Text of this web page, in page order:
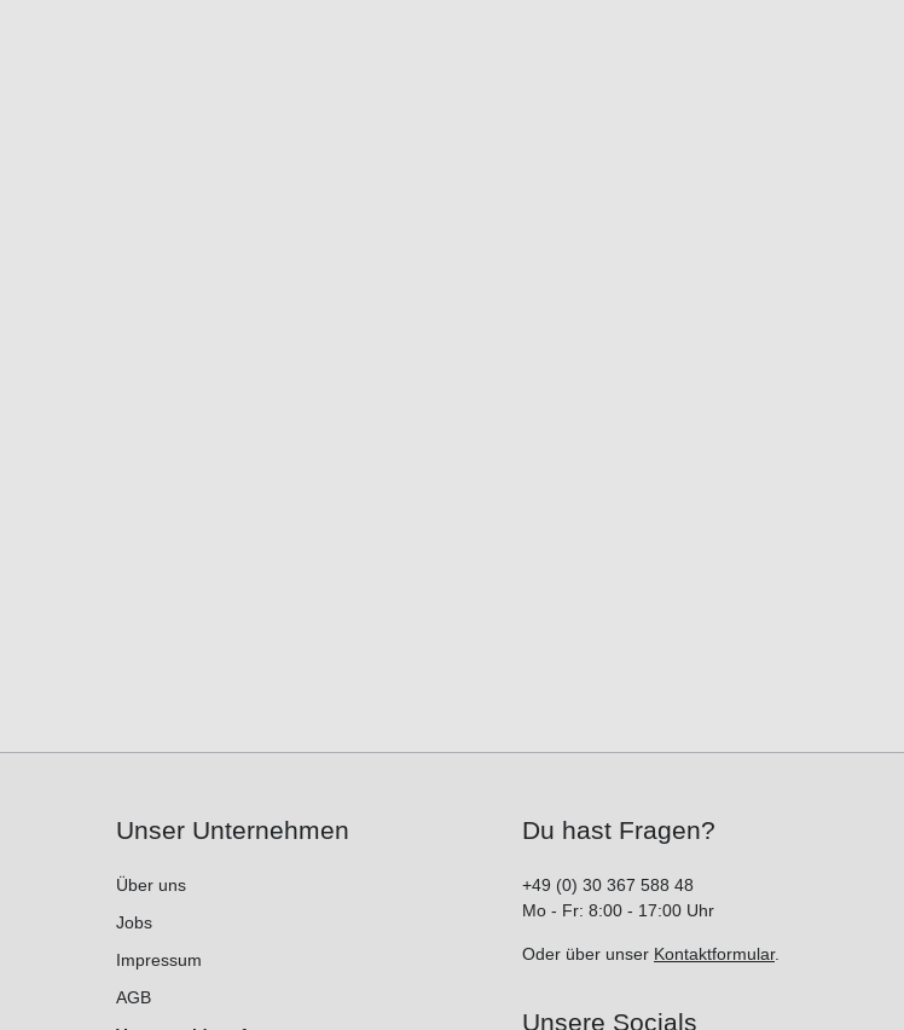
Unser Unternehmen
Über uns
Jobs
Impressum
AGB
Du hast Fragen?
+49 (0) 30 367 588 48
Mo - Fr: 8:00 - 17:00 Uhr
Oder über unser Kontaktformular.
Unsere Socials